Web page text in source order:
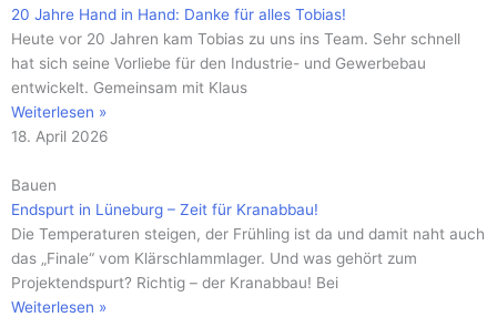
20 Jahre Hand in Hand: Danke für alles Tobias!
Heute vor 20 Jahren kam Tobias zu uns ins Team. Sehr schnell
hat sich seine Vorliebe für den Industrie- und Gewerbebau
entwickelt. Gemeinsam mit Klaus
Weiterlesen »
18. April 2026
Bauen
Endspurt in Lüneburg – Zeit für Kranabbau!
Die Temperaturen steigen, der Frühling ist da und damit naht auch
das „Finale“ vom Klärschlammlager. Und was gehört zum
Projektendspurt? Richtig – der Kranabbau! Bei
Weiterlesen »